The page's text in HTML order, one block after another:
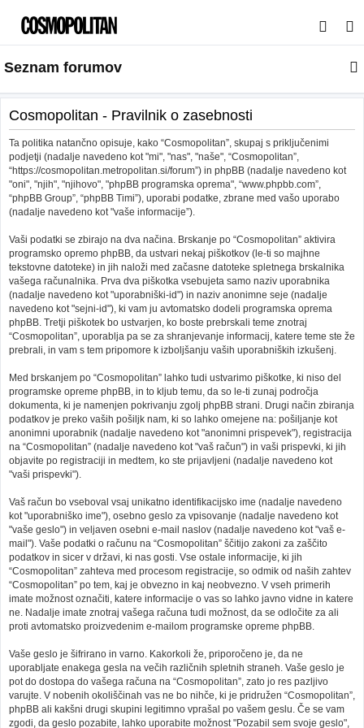
s
a
j
Seznam forumov
Cosmopolitan - Pravilnik o zasebnosti
Ta politika natančno opisuje, kako “Cosmopolitan”, skupaj s priključenimi
podjetji (nadalje navedeno kot "mi", "nas", "naše", “Cosmopolitan”,
“https://cosmopolitan.metropolitan.si/forum”) in phpBB (nadalje navedeno kot
"oni", "njih", "njihovo", "phpBB programska oprema", “www.phpbb.com”,
“phpBB Group”, “phpBB Timi”), uporabi podatke, zbrane med vašo uporabo
(nadalje navedeno kot "vaše informacije”).
Vaši podatki se zbirajo na dva načina. Brskanje po “Cosmopolitan” aktivira
programsko opremo phpBB, da ustvari nekaj piškotkov (le-ti so majhne
tekstovne datoteke) in jih naloži med začasne datoteke spletnega brskalnika
vašega računalnika. Prva dva piškotka vsebujeta samo naziv uporabnika
(nadalje navedeno kot "uporabniški-id") in naziv anonimne seje (nadalje
navedeno kot "sejni-id"), ki vam ju avtomatsko dodeli programska oprema
phpBB. Tretji piškotek bo ustvarjen, ko boste prebrskali teme znotraj
“Cosmopolitan”, uporablja pa se za shranjevanje informacij, katere teme ste že
prebrali, in vam s tem pripomore k izboljšanju vaših uporabniških izkušenj.
Med brskanjem po “Cosmopolitan” lahko tudi ustvarimo piškotke, ki niso del
programske opreme phpBB, in to kljub temu, da so le-ti zunaj področja
dokumenta, ki je namenjen pokrivanju zgolj phpBB strani. Drugi način zbiranja
podatkov je preko vaših pošiljk nam, ki so lahko omejene na: pošiljanje kot
anonimni uporabnik (nadalje navedeno kot "anonimni prispevek"), registracija
na “Cosmopolitan” (nadalje navedeno kot "vaš račun") in vaši prispevki, ki jih
objavite po registraciji in medtem, ko ste prijavljeni (nadalje navedeno kot
"vaši prispevki").
Vaš račun bo vseboval vsaj unikatno identifikacijsko ime (nadalje navedeno
kot "uporabniško ime"), osebno geslo za vpisovanje (nadalje navedeno kot
"vaše geslo") in veljaven osebni e-mail naslov (nadalje navedeno kot "vaš e-
mail"). Vaše podatki o računu na “Cosmopolitan” ščitijo zakoni za zaščito
podatkov in sicer v državi, ki nas gosti. Vse ostale informacije, ki jih
“Cosmopolitan” zahteva med procesom registracije, so odmik od naših zahtev
“Cosmopolitan” po tem, kaj je obvezno in kaj neobvezno. V vseh primerih
imate možnost označiti, katere informacije o vas so lahko javno vidne in katere
ne. Nadalje imate znotraj vašega računa tudi možnost, da se odločite za ali
proti avtomatsko proizvedenim e-mailom programske opreme phpBB.
Vaše geslo je šifrirano in varno. Kakorkoli že, priporočeno je, da ne
uporabljate enakega gesla na večih različnih spletnih straneh. Vaše geslo je
pot do dostopa do vašega računa na “Cosmopolitan”, zato jo res pazljivo
varujte. V nobenih okoliščinah vas ne bo nihče, ki je pridružen “Cosmopolitan”,
phpBB ali kakšni drugi skupini legitimno vprašal po vašem geslu. Če se vam
zgodi, da geslo pozabite, lahko uporabite možnost "Pozabil sem svoje geslo",